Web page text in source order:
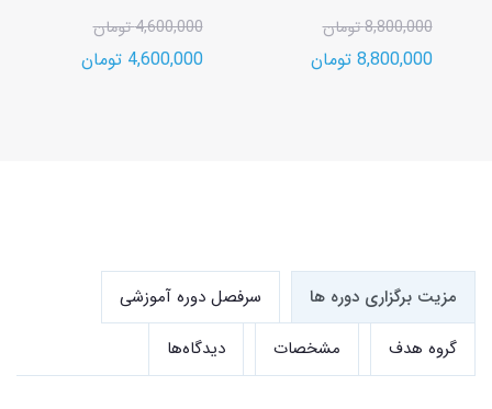
8,800,000 تومان
8,800,000 تومان
4,600,000 تومان
4,600,000 تومان
مزیت برگزاری دوره ها
سرفصل دوره آموزشی
گروه هدف
مشخصات دیدگاه‌ها